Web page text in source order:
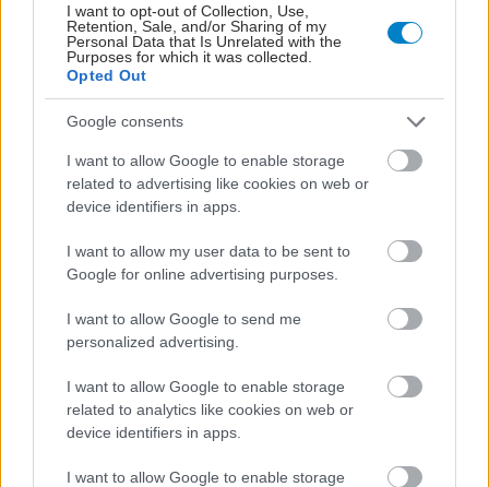
I want to opt-out of Collection, Use,
Retention, Sale, and/or Sharing of my
Personal Data that Is Unrelated with the
Purposes for which it was collected.
Opted Out
Google consents
I want to allow Google to enable storage
related to advertising like cookies on web or
device identifiers in apps.
I want to allow my user data to be sent to
Google for online advertising purposes.
I want to allow Google to send me
personalized advertising.
I want to allow Google to enable storage
related to analytics like cookies on web or
device identifiers in apps.
I want to allow Google to enable storage